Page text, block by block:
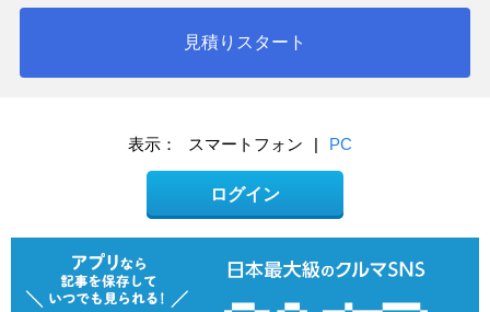
見積りスタート
表示： スマートフォン | PC
ログイン